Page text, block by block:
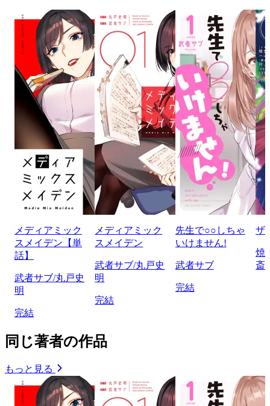
メディアミック
スメイデン【単
話】
武者サブ/丸戸史
明
完結
メディアミック
スメイデン
武者サブ/丸戸史
明
完結
先生で○○しちゃ
いけません!
武者サブ
完結
ザ
焼
斎
同じ著者の作品
もっと見る